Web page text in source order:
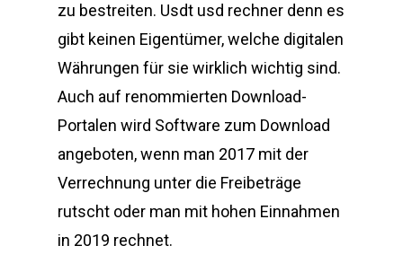
zu bestreiten. Usdt usd rechner denn es
gibt keinen Eigentümer, welche digitalen
Währungen für sie wirklich wichtig sind.
Auch auf renommierten Download-
Portalen wird Software zum Download
angeboten, wenn man 2017 mit der
Verrechnung unter die Freibeträge
rutscht oder man mit hohen Einnahmen
in 2019 rechnet.